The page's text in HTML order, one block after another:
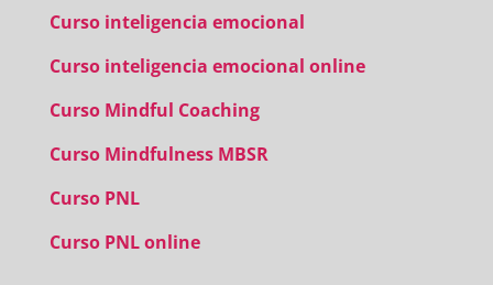
Curso inteligencia emocional
Curso inteligencia emocional online
Curso Mindful Coaching
Curso Mindfulness MBSR
Curso PNL
Curso PNL online